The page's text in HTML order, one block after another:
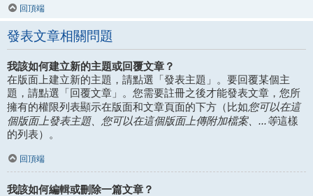
回頂端
發表文章相關問題
我該如何建立新的主題或回覆文章？
在版面上建立新的主題，請點選「發表主題」。要回覆某個主
題，請點選「回覆文章」。您需要註冊之後才能發表文章，您所
擁有的權限列表顯示在版面和文章頁面的下方（比如您可以在這
個版面上發表主題、您可以在這個版面上傳附加檔案、...等這樣
的列表）。
回頂端
我該如何編輯或刪除一篇文章？